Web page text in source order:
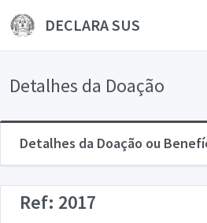
DECLARA SUS
Detalhes da Doação
Detalhes da Doação ou
Ref: 2017